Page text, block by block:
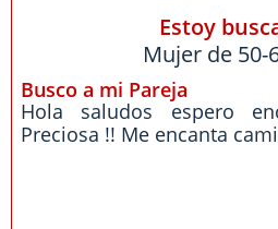
Estoy
Mujer de 50-
Busco a mi Pareja
Hola saludos espero
Preciosa !! Me encanta